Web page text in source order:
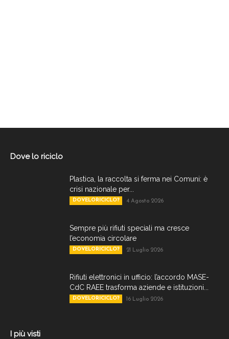
Dove lo riciclo
Plastica, la raccolta si ferma nei Comuni: è
crisi nazionale per...
DOVELORICICLO? 4 Agosto 2026
Sempre più rifiuti speciali ma cresce
l’economia circolare
DOVELORICICLO? 21 Luglio 2026
Rifiuti elettronici in ufficio: l’accordo MASE-
CdC RAEE trasforma aziende e istituzioni...
DOVELORICICLO? 16 Luglio 2026
I più visti